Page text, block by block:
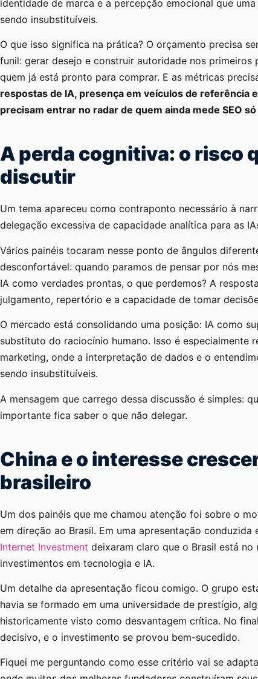
identidade de marca e a percepção emocional que
sendo insubstituíveis.
O que isso significa na prática? O orçamento precisa
funil: gerar desejo e construir autoridade nos
quem já está pronto para comprar. E as métricas
respostas de IA, presença em veículos de referência
precisam entrar no radar de quem ainda mede SEO
A perda cognitiva: o risco
discutir
Um tema apareceu como contraponto necessário à
delegação excessiva de capacidade analítica para as
Vários painéis tocaram nesse ponto de ângulos
desconfortável: quando paramos de pensar por nós
IA como verdades prontas, o que perdemos? A
julgamento, repertório e a capacidade de tomar
O mercado está consolidando uma posição: IA como
substituto do raciocínio humano. Isso é especialmente
marketing, onde a interpretação de dados e o
sendo insubstituíveis.
A mensagem que carrego dessa discussão é simples:
importante fica saber o que não delegar.
China e o interesse
brasileiro
Um dos painéis que me chamou atenção foi sobre o
em direção ao Brasil. Em uma apresentação conduzida
Internet Investment deixaram claro que o Brasil está
investimentos em tecnologia e IA.
Um detalhe da apresentação ficou comigo. O grupo
havia se formado em uma universidade de prestígio,
historicamente visto como desvantagem crítica. No
decisivo, e o investimento se provou bem-sucedido.
Fiquei me perguntando como esse critério vai se